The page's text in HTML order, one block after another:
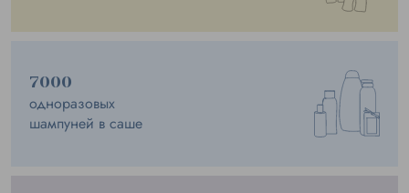
7000
одноразовых
шампуней в саше